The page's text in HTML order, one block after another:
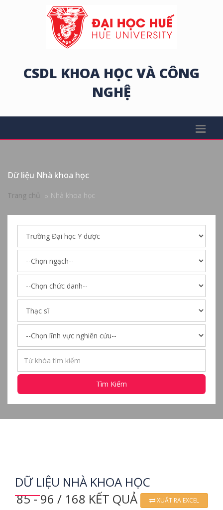
CSDL KHOA HỌC VÀ CÔNG
NGHỆ
Dữ liệu Nhà khoa học
Trang chủ Nhà khoa học
Tìm Kiếm
DỮ LIỆU NHÀ KHOA HỌC
85 - 96 / 168 KẾT QUẢ
XUẤT RA EXCEL